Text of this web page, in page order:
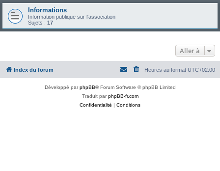
Informations
Information publique sur l'association
Sujets : 17
Aller à
Index du forum Heures au format UTC+02:00
Développé parphpBB® Forum Software © phpBB Limited
Traduit parphpBB-fr.com
Confidentialité | Conditions